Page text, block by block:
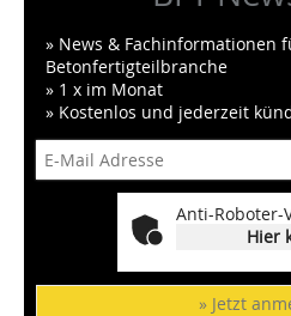
» News & Fachinformationen
Betonfertigteilbranche
» 1 x im Monat
» Kostenlos und jederzeit
Anti-Roboter-
Hier
» Jetzt